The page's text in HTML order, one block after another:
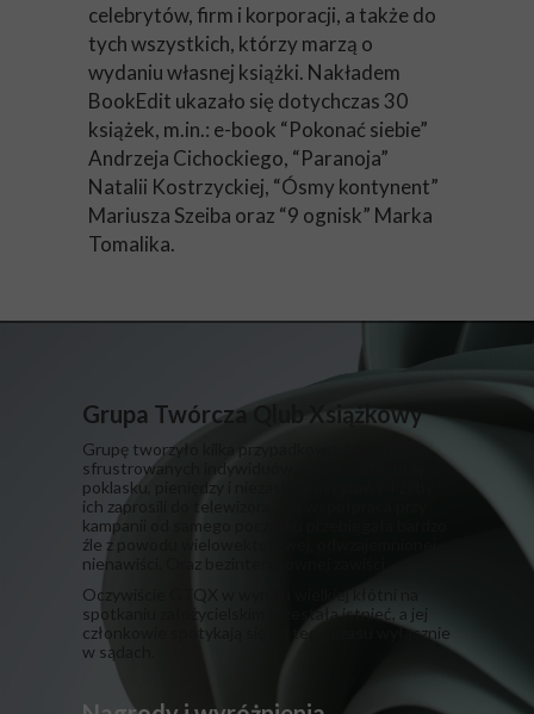
celebrytów, firm i korporacji, a także do
tych wszystkich, którzy marzą o
wydaniu własnej książki. Nakładem
BookEdit ukazało się dotychczas 30
książek, m.in.: e-book “Pokonać siebie”
Andrzeja Cichockiego, “Paranoja”
Natalii Kostrzyckiej, “Ósmy kontynent”
Mariusza Szeiba oraz “9 ognisk” Marka
Tomalika.
Grupa Twórcza Qlub Xsiążkowy
Grupę tworzyło kilka przypadkowo dobranych,
sfrustrowanych indywiduów, które zapragnęły
poklasku, pieniędzy i niezasłużonej sławy. I żeby
ich zaprosili do telewizora. Ich współpraca przy
kampanii od samego początku przebiegała bardzo
źle z powodu wielowektorowej, odwzajemnionej
nienawiści. Oraz bezinteresownej zawiści.
​Oczywiście GTQX w wyniku wielkiej kłótni na
spotkaniu założycielskim przestała istnieć, a jej
członkowie spotykają się od tego czasu wyłącznie
w sądach.